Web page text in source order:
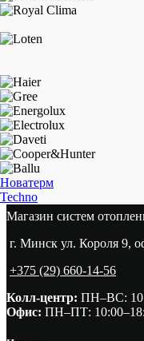
Новатерм
Techno
Магазин систем
г. Минск ул. Короля 9,
+375 (29) 660-14-56
Колл-центр: ПН–ВС:
Офис: ПН–ПТ: